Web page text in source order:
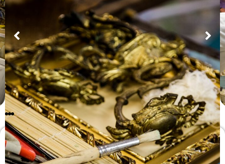
Le(s) stage(s) proposé(s)